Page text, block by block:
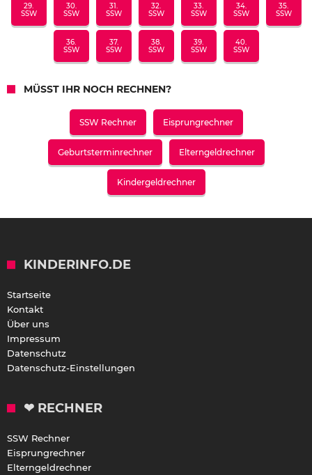
29.
SSW
30.
SSW
31.
SSW
32.
SSW
33.
SSW
34.
SSW
35.
SSW
36.
SSW
37.
SSW
38.
SSW
39.
SSW
40.
SSW
MÜSST IHR NOCH RECHNEN?
SSW Rechner Eisprungrechner
Geburtsterminrechner Elterngeldrechner
Kindergeldrechner
KINDERINFO.DE
Startseite
Kontakt
Über uns
Impressum
Datenschutz
Datenschutz-Einstellungen
❤ RECHNER
SSW Rechner
Eisprungrechner
Elterngeldrechner